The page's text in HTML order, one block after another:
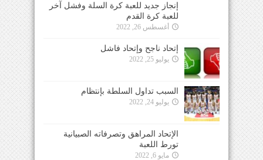
إنجاز جديد للعبة كرة السلة وفشل آخر
للعبة كرة القدم
أغسطس 26, 2022
إتحاد ناجح وإتحاد فاشل
يوليو 25, 2022
السبب تداول السلطة بإنتظام
يوليو 24, 2022
الإتحاد المراهق وتصرفاته الصبيانية
تورط اللعبة
مايو 6, 2022